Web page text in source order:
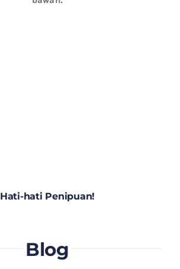
Hati-hati Penipuan!
Blog